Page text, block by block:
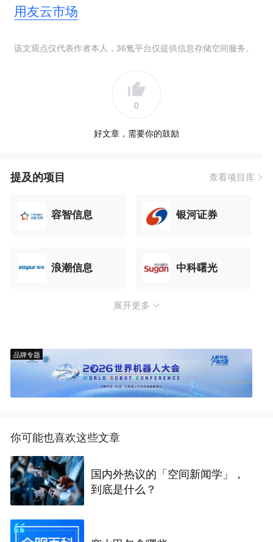
用友云市场
该文观点仅代表作者本人，36氪平台仅提供信息存储空间服务。
0
好文章，需要你的鼓励
提及的项目 查看项目库
容智信息 银河证券
浪潮信息 中科曙光
展开更多
品牌专题
你可能也喜欢这些文章
国内外热议的「空间新闻学」，
到底是什么？